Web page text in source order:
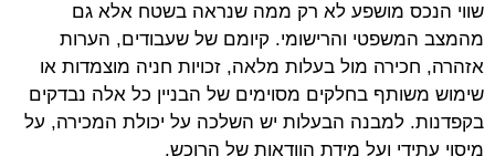
שווי הנכס מושפע לא רק ממה שנראה בשטח אלא גם
מהמצב המשפטי והרישומי. קיומם של שעבודים, הערות
אזהרה, חכירה מול בעלות מלאה, זכויות חניה מוצמדות או
שימוש משותף בחלקים מסוימים של הבניין כל אלה נבדקים
בקפדנות. למבנה הבעלות יש השלכה על יכולת המכירה, על
מיסוי עתידי ועל מידת הוודאות של הרוכש.